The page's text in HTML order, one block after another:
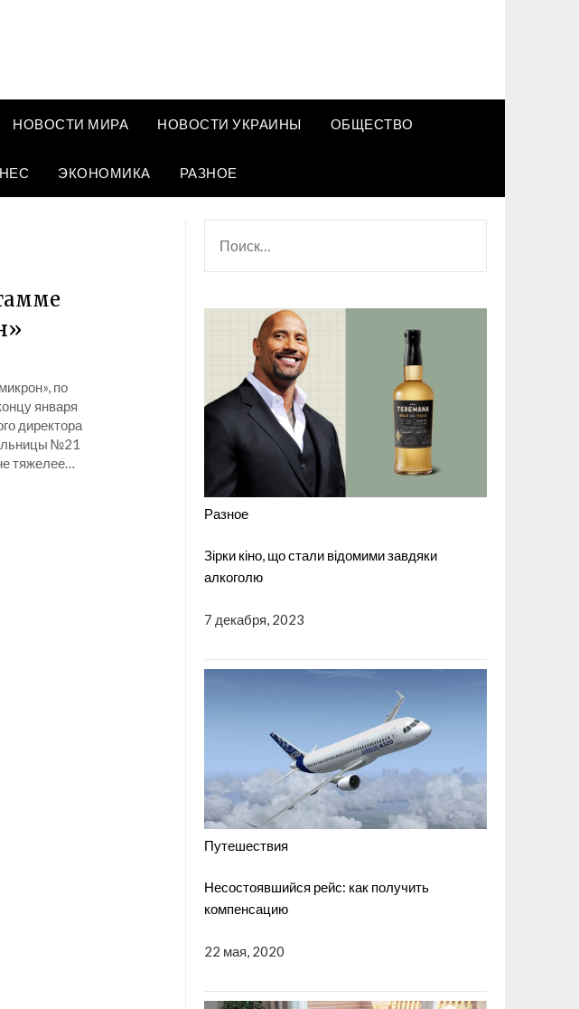
НОВОСТИ МИРА НОВОСТИ УКРАИНЫ ОБЩЕСТВО
ЭКОНОМИКА РАЗНОЕ
по
января
директора
№21
тяжелее…
Разное
Зірки кіно, що стали відомими завдяки
алкоголю
7 декабря, 2023
Путешествия
Несостоявшийся рейс: как получить
компенсацию
22 мая, 2020